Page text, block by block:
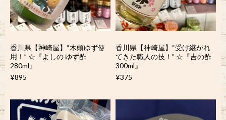
香川県【神崎屋】“木頭ゆず使
用！” ☆『よしの ゆず酢
280ml』
¥895
香川県【神崎屋】“受け継がれ
てきた職人の技！” ☆『吉の酢
300ml』
¥375